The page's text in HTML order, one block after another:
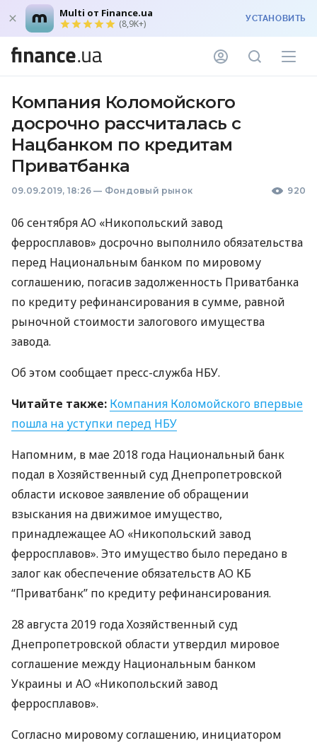
Multi от Finance.ua
(8,9K+) УСТАНОВИТЬ
Компания Коломойского
досрочно рассчиталась с
Нацбанком по кредитам
Приватбанка
09.09.2019, 18:26 — Фондовый рынок 920
06 сентября АО «Никопольский завод
ферросплавов» досрочно выполнило обязательства
перед Национальным банком по мировому
соглашению, погасив задолженность Приватбанка
по кредиту рефинансирования в сумме, равной
рыночной стоимости залогового имущества
завода.
Об этом сообщает пресс-служба НБУ.
Читайте также: Компания Коломойского впервые
пошла на уступки перед НБУ
Напомним, в мае 2018 года Национальный банк
подал в Хозяйственный суд Днепропетровской
области исковое заявление об обращении
взыскания на движимое имущество,
принадлежащее АО «Никопольский завод
ферросплавов». Это имущество было передано в
залог как обеспечение обязательств АО КБ
“Приватбанк” по кредиту рефинансирования.
28 августа 2019 года Хозяйственный суд
Днепропетровской области утвердил мировое
соглашение между Национальным банком
Украины и АО «Никопольский завод
ферросплавов».
Согласно мировому соглашению, инициатором